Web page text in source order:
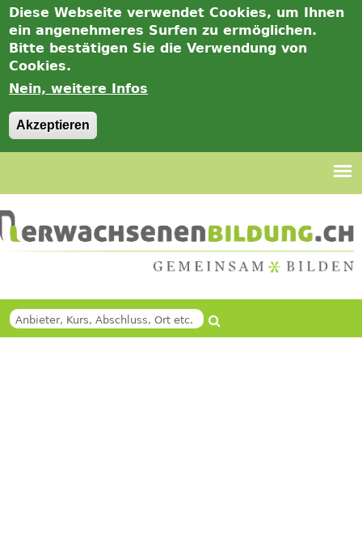
Diese Webseite verwendet Cookies, um Ihnen
ein angenehmeres Surfen zu ermöglichen.
Bitte bestätigen Sie die Verwendung von
Cookies.
Nein, weitere Infos
Akzeptieren
Suche